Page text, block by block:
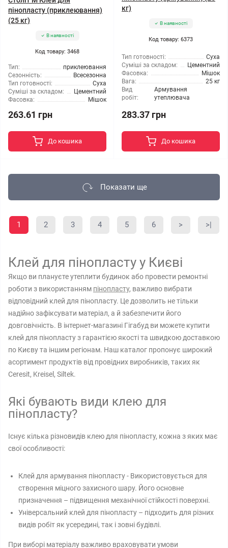
пінопласту (приклеювання)
(25 кг)
В наявності
Код товару: 3468
Тип:
приклеювання
Сезонність:
Всесезонна
Тип готовності:
Суха
Суміші за складом:
Цементний
Фасовка:
Мішок
263.61 грн
До кошика
кг)
В наявності
Код товару: 6373
Тип готовності:
Суха
Суміші за складом:
Цементний
Фасовка:
Мішок
Вага:
25 кг
Вид
робіт:
Армування
утеплювача
283.37 грн
До кошика
Показати ще
1 2 3 4 5 6 > >|
Клей для пінопласту у Києві
Якщо ви плануєте утеплити будинок або провести ремонтні
роботи з використанням пінопласту, важливо вибрати
відповідний клей для пінопласту. Це дозволить не тільки
надійно зафіксувати матеріал, а й забезпечити його
довговічність. В інтернет-магазині Гігабуд ви можете купити
клей для пінопласту з гарантією якості та швидкою доставкою
по Києву та іншим регіонам. Наш каталог пропонує широкий
асортимент продуктів від провідних виробників, таких як
Ceresit, Kreisel, Siltek.
Які бувають види клею для
пінопласту?
Існує кілька різновидів клею для пінопласту, кожна з яких має
свої особливості:
Клей для армування пінопласту - Використовується для
створення міцного захисного шару. Його основне
призначення – підвищення механічної стійкості поверхні.
Універсальний клей для пінопласту – підходить для різних
видів робіт як усередині, так і зовні будівлі.
При виборі матеріалу важливо враховувати умови